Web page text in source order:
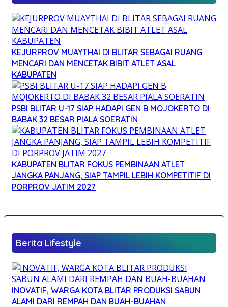
KEJURPROV MUAYTHAI DI BLITAR SEBAGAI RUANG
MENCARI DAN MENCETAK BIBIT ATLET ASAL
KABUPATEN
PSBI BLITAR U-17 SIAP HADAPI GEN B MOJOKERTO DI
BABAK 32 BESAR PIALA SOERATIN
KABUPATEN BLITAR FOKUS PEMBINAAN ATLET
JANGKA PANJANG, SIAP TAMPIL LEBIH KOMPETITIF DI
PORPROV JATIM 2027
Berita Lifestyle
INOVATIF, WARGA KOTA BLITAR PRODUKSI SABUN
ALAMI DARI REMPAH DAN BUAH-BUAHAN